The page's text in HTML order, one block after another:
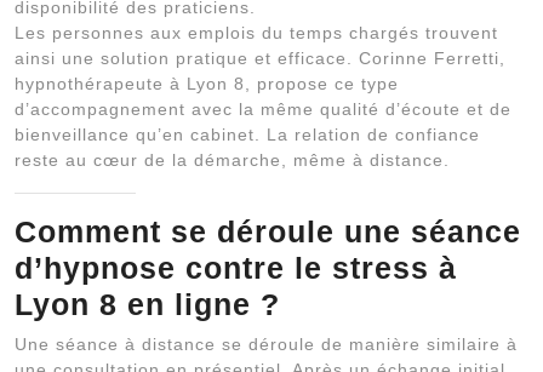
disponibilité des praticiens.
Les personnes aux emplois du temps chargés trouvent
ainsi une solution pratique et efficace. Corinne Ferretti,
hypnothérapeute à Lyon 8, propose ce type
d’accompagnement avec la même qualité d’écoute et de
bienveillance qu’en cabinet. La relation de confiance
reste au cœur de la démarche, même à distance.
Comment se déroule une séance
d’hypnose contre le stress à
Lyon 8 en ligne ?
Une séance à distance se déroule de manière similaire à